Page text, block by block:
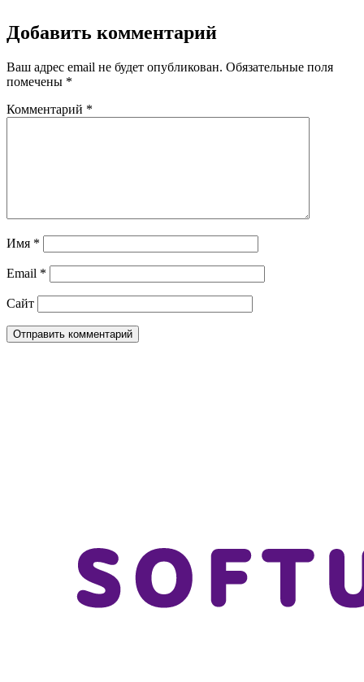
Добавить комментарий
Ваш адрес email не будет опубликован. Обязательные поля
помечены *
Комментарий *
Имя *
Email *
Сайт